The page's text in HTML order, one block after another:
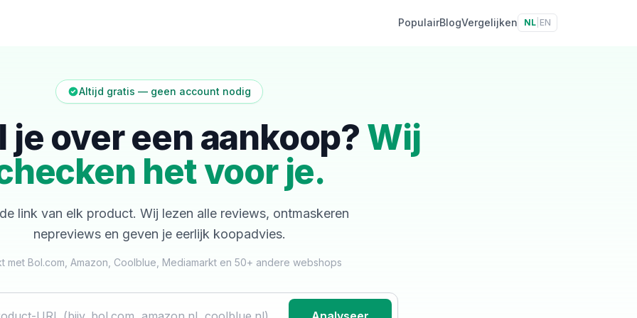
PopulairBlogVergelijken NL EN
Altijd gratis — geen account nodig
je over een aankoop? Wij
het voor je.
link van elk product. Wij lezen alle reviews, ontmaskeren
nepreviews en geven je eerlijk koopadvies.
met Bol.com, Amazon, Coolblue, Mediamarkt en 50+ andere webshops